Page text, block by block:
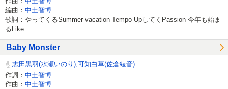
編曲： 中土智博
歌詞：やってくるSummer vacation Tempo UpしてくPassion 今年も始ま
るLike...
Baby Monster
志田黒羽(水瀬いのり),可知白草(佐倉綾音)
作詞： 中土智博
作曲： 中土智博